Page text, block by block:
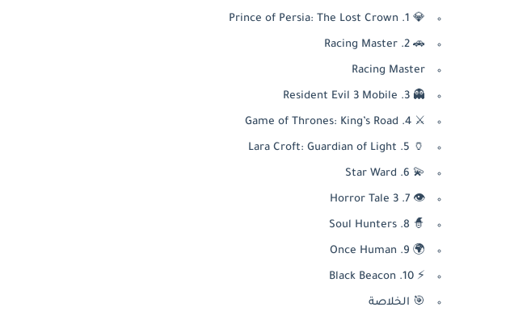
💎 1. Prince of Persia: The Lost Crown
🚗 2. Racing Master
Racing Master
👻 3. Resident Evil 3 Mobile
⚔️ 4. Game of Thrones: King’s Road
🏺 5. Lara Croft: Guardian of Light
💫 6. Star Ward
👁️ 7. Horror Tale 3
🧙 8. Soul Hunters
🌍 9. Once Human
⚡ 10. Black Beacon
🎯 الخلاصة